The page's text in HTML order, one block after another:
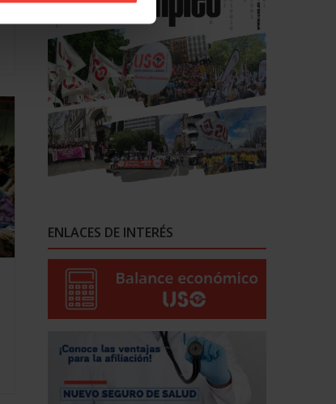
ENLACES DE INTERÉS